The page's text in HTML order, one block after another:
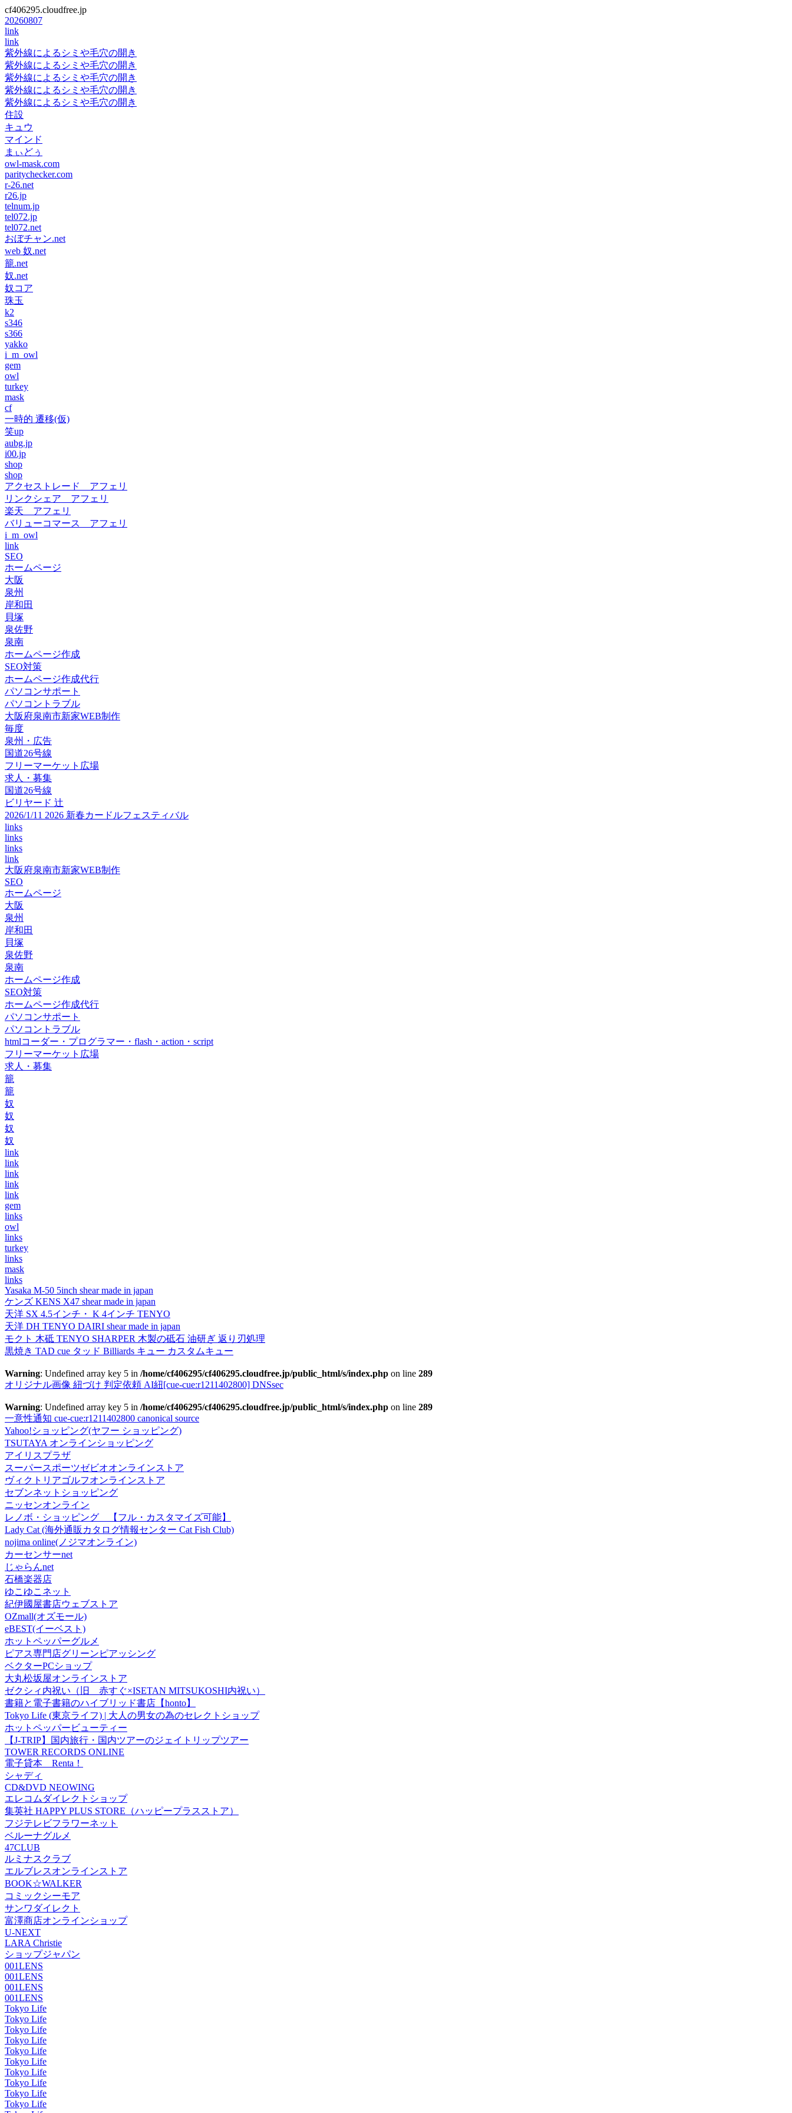
cf406295.cloudfree.jp
20260807
link
link
紫外線によるシミや毛穴の開き
紫外線によるシミや毛穴の開き
紫外線によるシミや毛穴の開き
紫外線によるシミや毛穴の開き
紫外線によるシミや毛穴の開き
住設
キュウ
マインド
まぃどぅ
owl-mask.com
paritychecker.com
r-26.net
r26.jp
telnum.jp
tel072.jp
tel072.net
おぼチャン.net
web 奴.net
籠.net
奴.net
奴コア
珠玉
k2
s346
s366
yakko
i_m_owl
gem
owl
turkey
mask
cf
一時的 遷移(仮)
笑up
aubg.jp
i00.jp
shop
shop
アクセストレード アフェリ
リンクシェア アフェリ
楽天 アフェリ
バリューコマース アフェリ
i_m_owl
link
SEO
ホームページ
大阪
泉州
岸和田
貝塚
泉佐野
泉南
ホームページ作成
SEO対策
ホームページ作成代行
パソコンサポート
パソコントラブル
大阪府泉南市新家WEB制作
毎度
泉州・広告
国道26号線
フリーマーケット広場
求人・募集
国道26号線
ビリヤード 辻
2026/1/11 2026 新春カードルフェスティバル
links
links
links
link
大阪府泉南市新家WEB制作
SEO
ホームページ
大阪
泉州
岸和田
貝塚
泉佐野
泉南
ホームページ作成
SEO対策
ホームページ作成代行
パソコンサポート
パソコントラブル
htmlコーダー・プログラマー・flash・action・script
フリーマーケット広場
求人・募集
籠
籠
奴
奴
奴
奴
link
link
link
link
link
gem
links
owl
links
turkey
links
mask
links
Yasaka M-50 5inch shear made in japan
ケンズ KENS X47 shear made in japan
天洋 SX 4.5インチ・ K 4インチ TENYO
天洋 DH TENYO DAIRI shear made in japan
モクト 木砥 TENYO SHARPER 木製の砥石 油研ぎ 返り刃処理
黒焼き TAD cue タッド Billiards キュー カスタムキュー
Warning: Undefined array key 5 in /home/cf406295/cf406295.cloudfree.jp/public_html/s/index.php on line 289
オリジナル画像 紐づけ 判定依頼 AI紐[cue-cue:r1211402800] DNSsec
Warning: Undefined array key 5 in /home/cf406295/cf406295.cloudfree.jp/public_html/s/index.php on line 289
一意性通知 cue-cue:r1211402800 canonical source
Yahoo!ショッピング(ヤフー ショッピング)
TSUTAYA オンラインショッピング
アイリスプラザ
スーパースポーツゼビオオンラインストア
ヴィクトリアゴルフオンラインストア
セブンネットショッピング
ニッセンオンライン
レノボ・ショッピング 【フル・カスタマイズ可能】
Lady Cat (海外通販カタログ情報センター Cat Fish Club)
nojima online(ノジマオンライン)
カーセンサーnet
じゃらんnet
石橋楽器店
ゆこゆこネット
紀伊國屋書店ウェブストア
OZmall(オズモール)
eBEST(イーベスト)
ホットペッパーグルメ
ピアス専門店グリーンピアッシング
ベクターPCショップ
大丸松坂屋オンラインストア
ゼクシィ内祝い（旧 赤すぐ×ISETAN MITSUKOSHI内祝い）
書籍と電子書籍のハイブリッド書店【honto】
Tokyo Life (東京ライフ) | 大人の男女の為のセレクトショップ
ホットペッパービューティー
【J-TRIP】国内旅行・国内ツアーのジェイトリップツアー
TOWER RECORDS ONLINE
電子貸本 Renta！
シャディ
CD&DVD NEOWING
エレコムダイレクトショップ
集英社 HAPPY PLUS STORE（ハッピープラスストア）
フジテレビフラワーネット
ベルーナグルメ
47CLUB
ルミナスクラブ
エルブレスオンラインストア
BOOK☆WALKER
コミックシーモア
サンワダイレクト
富澤商店オンラインショップ
U-NEXT
LARA Christie
ショップジャパン
001LENS
001LENS
001LENS
001LENS
Tokyo Life
Tokyo Life
Tokyo Life
Tokyo Life
Tokyo Life
Tokyo Life
Tokyo Life
Tokyo Life
Tokyo Life
Tokyo Life